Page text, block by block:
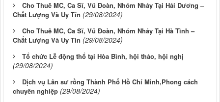
Cho Thuê MC, Ca Sĩ, Vũ Đoàn, Nhóm Nhảy Tại Hải Dương –
Chất Lượng Và Uy Tín (29/08/2024)
Cho Thuê MC, Ca Sĩ, Vũ Đoàn, Nhóm Nhảy Tại Hà Tĩnh –
Chất Lượng Và Uy Tín (29/08/2024)
Tổ chức Lễ động thổ tại Hòa Bình, hội thảo, hội nghị
(29/08/2024)
Dịch vụ Lân sư rồng Thành Phố Hồ Chí Minh,Phong cách
chuyên nghiệp (29/08/2024)